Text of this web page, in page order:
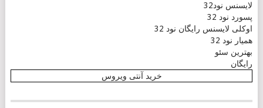
لایسنس نود32
پسورد نود 32
اوکلی لایسنس رایگان نود 32
همیار نود 32
بهترین سئو
رایگان
خرید آنتی ویروس